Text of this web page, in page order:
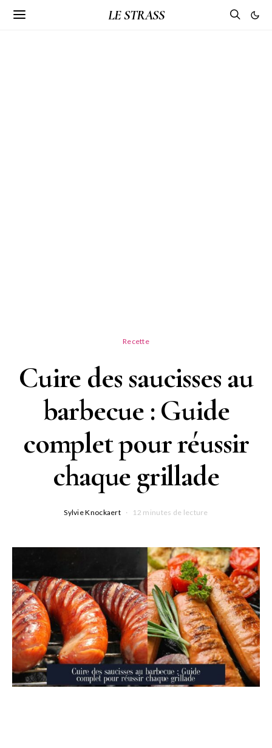
LE STRASS
Recette
Cuire des saucisses au
barbecue : Guide
complet pour réussir
chaque grillade
Sylvie Knockaert 12 minutes de lecture